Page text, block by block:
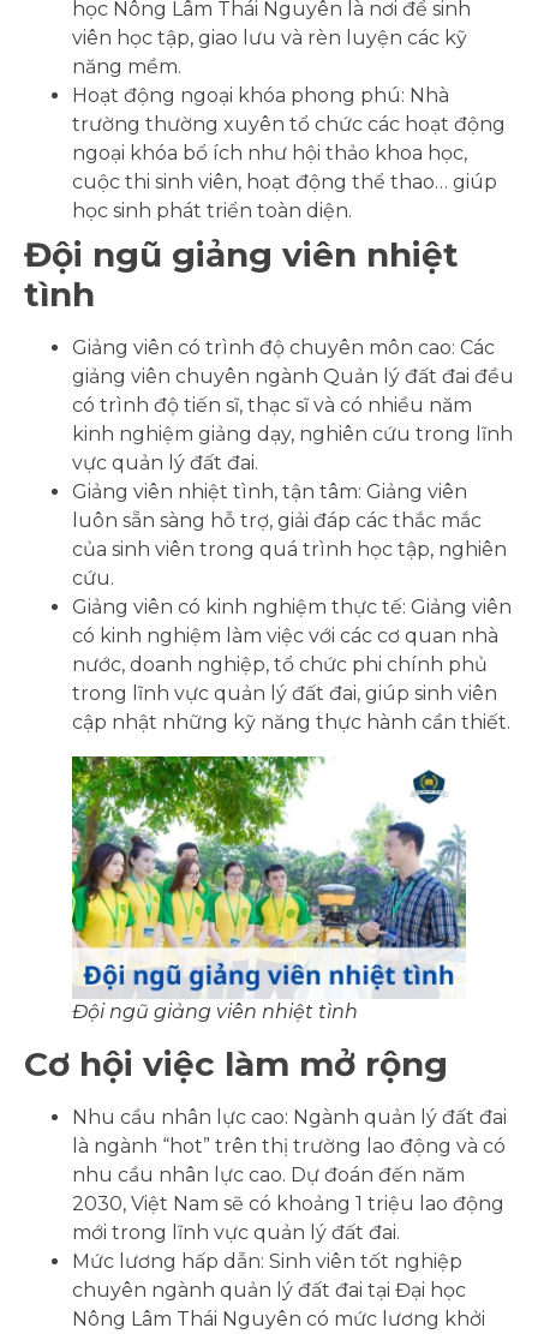
học Nông Lâm Thái Nguyên là nơi để sinh
viên học tập, giao lưu và rèn luyện các kỹ
năng mềm.
Hoạt động ngoại khóa phong phú: Nhà
trường thường xuyên tổ chức các hoạt động
ngoại khóa bổ ích như hội thảo khoa học,
cuộc thi sinh viên, hoạt động thể thao… giúp
học sinh phát triển toàn diện.
Đội ngũ giảng viên nhiệt
tình
Giảng viên có trình độ chuyên môn cao: Các
giảng viên chuyên ngành Quản lý đất đai đều
có trình độ tiến sĩ, thạc sĩ và có nhiều năm
kinh nghiệm giảng dạy, nghiên cứu trong lĩnh
vực quản lý đất đai.
Giảng viên nhiệt tình, tận tâm: Giảng viên
luôn sẵn sàng hỗ trợ, giải đáp các thắc mắc
của sinh viên trong quá trình học tập, nghiên
cứu.
Giảng viên có kinh nghiệm thực tế: Giảng viên
có kinh nghiệm làm việc với các cơ quan nhà
nước, doanh nghiệp, tổ chức phi chính phủ
trong lĩnh vực quản lý đất đai, giúp sinh viên
cập nhật những kỹ năng thực hành cần thiết.
Đội ngũ giảng viên nhiệt tình
Cơ hội việc làm mở rộng
Nhu cầu nhân lực cao: Ngành quản lý đất đai
là ngành “hot” trên thị trường lao động và có
nhu cầu nhân lực cao. Dự đoán đến năm
2030, Việt Nam sẽ có khoảng 1 triệu lao động
mới trong lĩnh vực quản lý đất đai.
Mức lương hấp dẫn: Sinh viên tốt nghiệp
chuyên ngành quản lý đất đai tại Đại học
Nông Lâm Thái Nguyên có mức lương khởi